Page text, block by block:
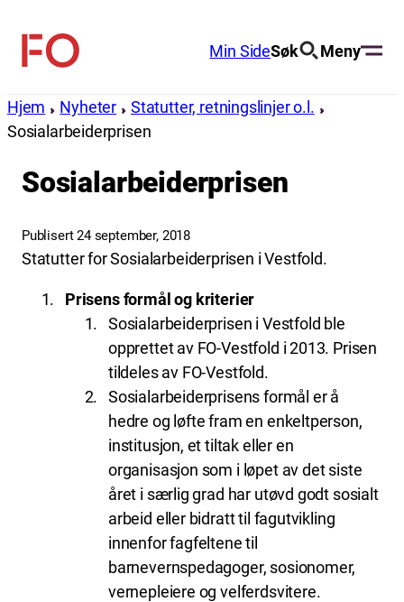
innhold
FO
Min SideSøk Meny
Hjem Nyheter
Statutter, retningslinjer o.l.
Sosialarbeiderprisen
Sosialarbeiderprisen
Publisert 24 september, 2018
Statutter for Sosialarbeiderprisen i Vestfold.
Prisens formål og kriterier
Sosialarbeiderprisen i Vestfold ble
opprettet av FO-Vestfold i 2013. Prisen
tildeles av FO-Vestfold.
Sosialarbeiderprisens formål er å
hedre og løfte fram en enkeltperson,
institusjon, et tiltak eller en
organisasjon som i løpet av det siste
året i særlig grad har utøvd godt sosialt
arbeid eller bidratt til fagutvikling
innenfor fagfeltene til
barnevernspedagoger, sosionomer,
vernepleiere og velferdsvitere.